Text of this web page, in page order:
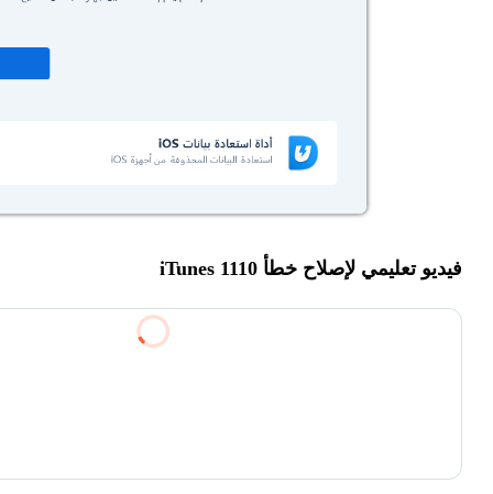
فيديو تعليمي لإصلاح خطأ iTunes 1110